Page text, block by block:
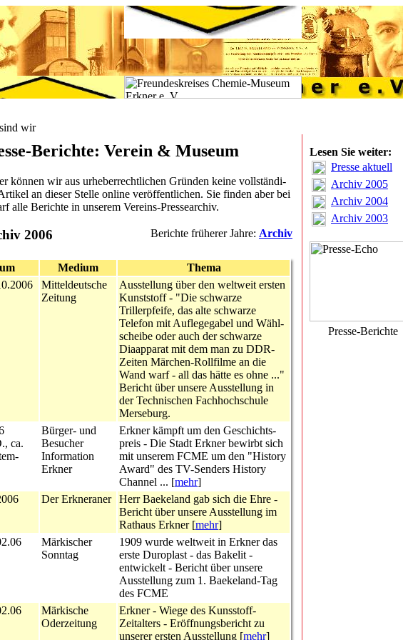
wir
Berichte: Verein & Museum
können wir aus urheberrechtlichen Gründen keine vollständi­
an dieser Stelle online veröffentlichen. Sie finden aber bei
alle Berichte in unserem Vereins-Pressearchiv.
2006 Berichte früherer Jahre: Archiv
Medium
Thema
Mitteldeutsche
Zeitung
Ausstellung über den weltweit ersten
Kunststoff- "Die schwarze
Trillerpfeife, das alte schwarze
Telefon mit Auflegegabel und Wähl­
scheibe oder auch der schwarze
Diaapparat mit dem man zu DDR-
Zeiten Märchen-Rollfilme an die
Wand warf - all das hätte es ohne ..."
Bericht über unsere Ausstellung in
der Technischen Fach­hochschule
Merseburg.
ca.
Bürger- und
Besucher
Information
Erkner
Erkner kämpft um den Geschichts­
preis - Die Stadt Erkner bewirbt sich
mit unserem FCME um den "History
Award" des TV-Senders History
Channel ... [mehr]
Der Erkneraner Herr Baekeland gab sich die Ehre -
Bericht über unsere Ausstellung im
Rathaus Erkner [mehr]
Märkischer
Sonntag
1909 wurde weltweit in Erkner das
erste Duroplast - das Bakelit -
entwickelt - Bericht über unsere
Ausstellung zum 1. Baekeland-Tag
des FCME
Märkische
Oderzeitung
Erkner - Wiege des Kunsstoff-
Zeitalters - Eröffnungsbericht zu
unserer ersten Ausstellung [mehr]
Lesen Sie weiter:
Presse aktuell
Archiv 2005
Archiv 2004
Archiv 2003
Presse-Berichte